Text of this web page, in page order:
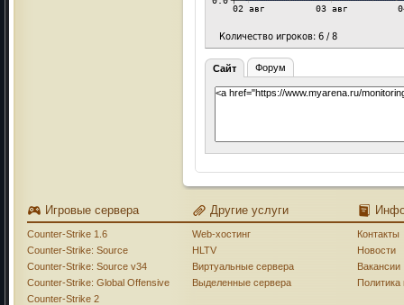
Сайт Форум
Игровые сервера
Counter-Strike 1.6
Counter-Strike: Source
Counter-Strike: Source v34
Counter-Strike: Global Offensive
Counter-Strike 2
Другие услуги
Web-хостинг
HLTV
Виртуальные сервера
Выделенные сервера
Контакты
Новости
Вакансии
Политика